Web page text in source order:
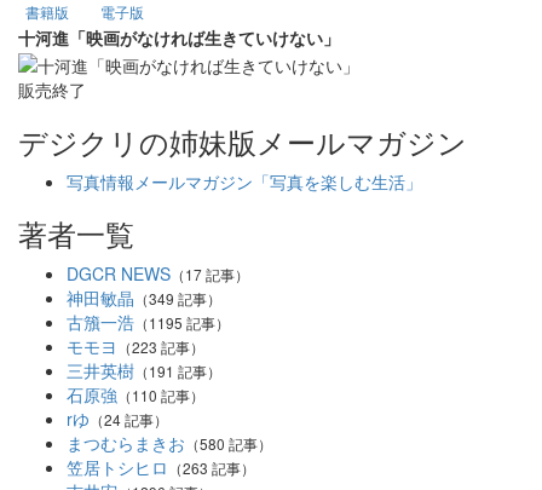
書籍版 電子版
十河進「映画がなければ生きていけない」
販売終了
デジクリの姉妹版メールマガジン
写真情報メールマガジン「写真を楽しむ生活」
著者一覧
DGCR NEWS （17 記事）
神田敏晶 （349 記事）
古籏一浩 （1195 記事）
モモヨ （223 記事）
三井英樹 （191 記事）
石原強 （110 記事）
rゆ （24 記事）
まつむらまきお （580 記事）
笠居トシヒロ （263 記事）